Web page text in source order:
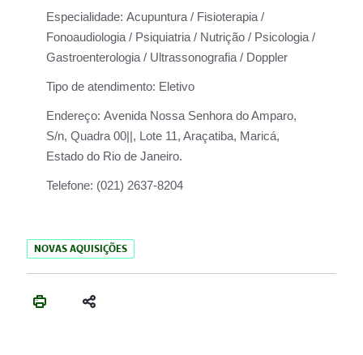
Especialidade: Acupuntura / Fisioterapia /
Fonoaudiologia / Psiquiatria / Nutrição / Psicologia /
Gastroenterologia / Ultrassonografia / Doppler
Tipo de atendimento: Eletivo
Endereço: Avenida Nossa Senhora do Amparo,
S/n, Quadra 00||, Lote 11, Araçatiba, Maricá,
Estado do Rio de Janeiro.
Telefone: (021) 2637-8204
NOVAS AQUISIÇÕES